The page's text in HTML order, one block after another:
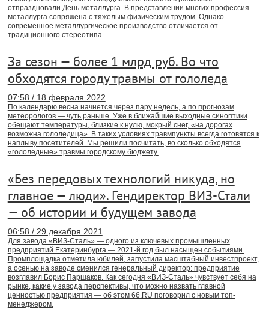
отпраздновали День металлурга. В представлении многих профессия
металлурга сопряжена с тяжелым физическим трудом. Однако
современное металлургическое производство отличается от
традиционного стереотипа.
За сезон — более 1 млрд руб. Во что
обходятся городу травмы от гололеда
07:58 / 18 февраля 2022
По календарю весна начнется через пару недель, а по прогнозам
метеорологов — чуть раньше. Уже в ближайшие выходные синоптики
обещают температуры, близкие к нулю, мокрый снег, «на дорогах
возможна гололедица». В таких условиях травмпункты всегда готовятся к
наплыву посетителей. Мы решили посчитать, во сколько обходятся
«гололедные» травмы городскому бюджету.
«Без передовых технологий никуда, но
главное — люди». Гендиректор ВИЗ-Стали
— об истории и будущем завода
06:58 / 29 декабря 2021
Для завода «ВИЗ-Сталь» — одного из ключевых промышленных
предприятий Екатеринбурга — 2021-й год был насыщен событиями.
Промплощадка отметила юбилей, запустила масштабный инвестпроект,
а осенью на заводе сменился генеральный директор: предприятие
возглавил Борис Паршаков. Как сегодня «ВИЗ-Сталь» чувствует себя на
рынке, какие у завода перспективы, что можно назвать главной
ценностью предприятия — об этом 66.RU поговорил с новым топ-
менеджером.